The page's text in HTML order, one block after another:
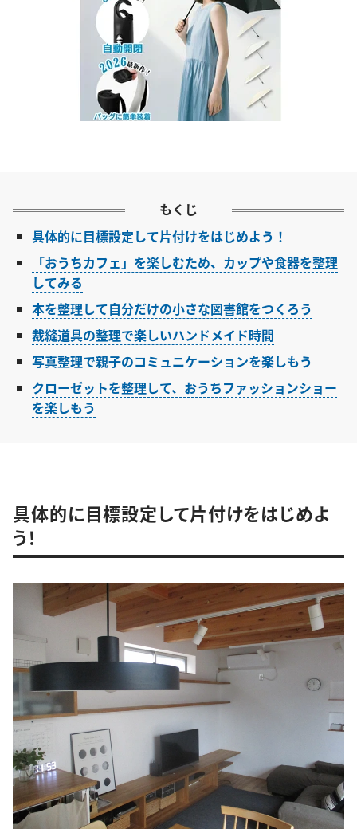
もくじ
具体的に目標設定して片付けをはじめよう！
「おうちカフェ」を楽しむため、カップや食器を整理
してみる
本を整理して自分だけの小さな図書館をつくろう
裁縫道具の整理で楽しいハンドメイド時間
写真整理で親子のコミュニケーションを楽しもう
クローゼットを整理して、おうちファッションショー
を楽しもう
具体的に目標設定して片付けをはじめよ
う！